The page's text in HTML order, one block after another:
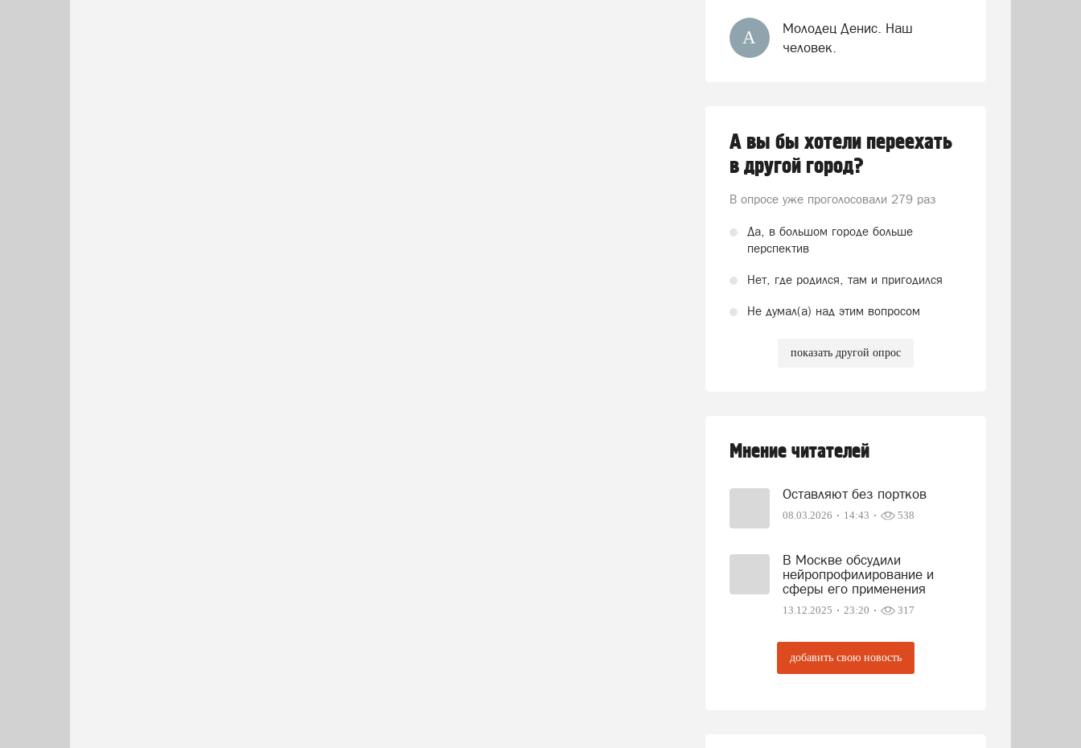
А
Молодец Денис. Наш
человек.
А вы бы хотели переехать
в другой город?
В опросе уже проголосовали 279 раз
Да, в большом городе больше
перспектив
Нет, где родился, там и пригодился
Не думал(а) над этим вопросом
показать другой опрос
Мнение читателей
Оставляют без портков
08.03.2026 14:43 538
В Москве обсудили
нейропрофилирование и
сферы его применения
13.12.2025 23:20 317
добавить свою новость